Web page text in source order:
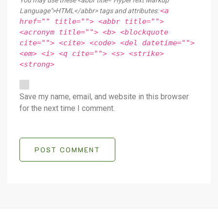
Language">HTML</abbr> tags and attributes:<a
href="" title=""> <abbr title="">
<acronym title=""> <b> <blockquote
cite=""> <cite> <code> <del datetime="">
<em> <i> <q cite=""> <s> <strike>
<strong>
Save my name, email, and website in this browser
for the next time I comment.
POST COMMENT